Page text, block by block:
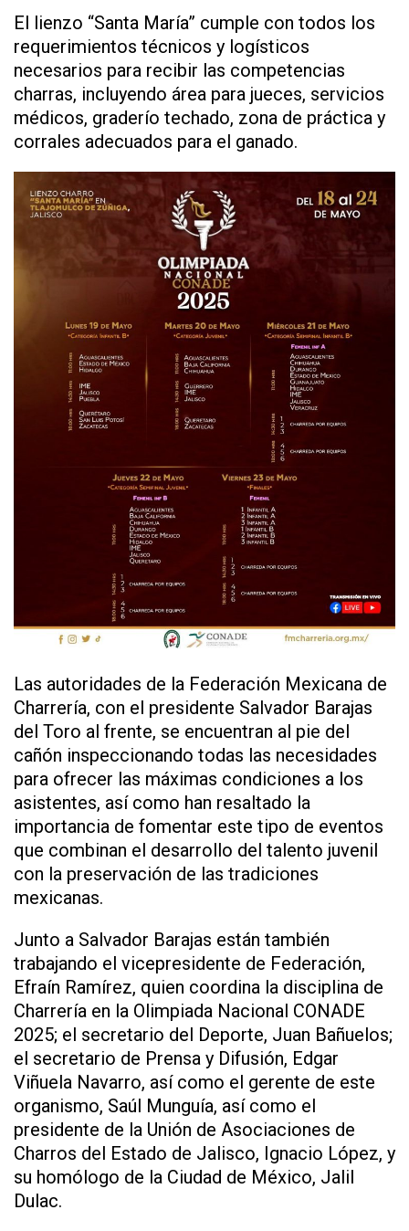
El lienzo “Santa María” cumple con todos los
requerimientos técnicos y logísticos
necesarios para recibir las competencias
charras, incluyendo área para jueces, servicios
médicos, graderío techado, zona de práctica y
corrales adecuados para el ganado.
Las autoridades de la Federación Mexicana de
Charrería, con el presidente Salvador Barajas
del Toro al frente, se encuentran al pie del
cañón inspeccionando todas las necesidades
para ofrecer las máximas condiciones a los
asistentes, así como han resaltado la
importancia de fomentar este tipo de eventos
que combinan el desarrollo del talento juvenil
con la preservación de las tradiciones
mexicanas.
Junto a Salvador Barajas están también
trabajando el vicepresidente de Federación,
Efraín Ramírez, quien coordina la disciplina de
Charrería en la Olimpiada Nacional CONADE
2025; el secretario del Deporte, Juan Bañuelos;
el secretario de Prensa y Difusión, Edgar
Viñuela Navarro, así como el gerente de este
organismo, Saúl Munguía, así como el
presidente de la Unión de Asociaciones de
Charros del Estado de Jalisco, Ignacio López, y
su homólogo de la Ciudad de México, Jalil
Dulac.